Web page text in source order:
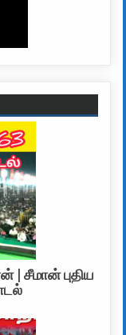
| சீமான் புதிய